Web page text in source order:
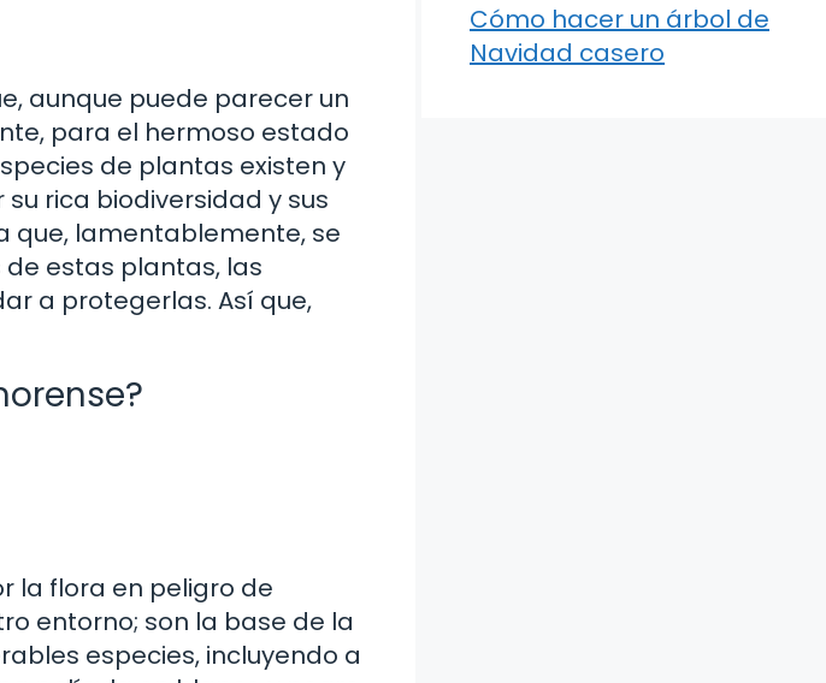
aunque puede parecer un
para el hermoso estado
de plantas existen y
rica biodiversidad y sus
que, lamentablemente, se
estas plantas, las
a protegerlas. Así que,
la flora en peligro de
entorno; son la base de la
especies, incluyendo a
Cómo hacer un árbol de
Navidad casero